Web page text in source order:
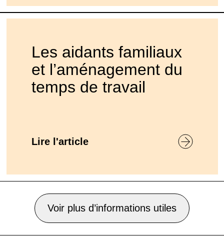
Les aidants familiaux
et l’aménagement du
temps de travail
Lire l'article
Voir plus d’informations utiles